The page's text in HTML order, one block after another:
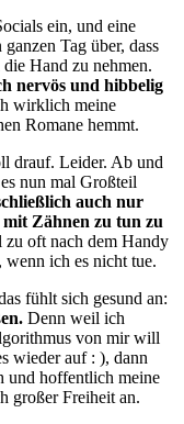
ein, und eine
Tag über, dass
Hand zu nehmen.
nervös und hibbelig
wirklich meine
Romane hemmt.
drauf. Leider. Ab und
nun mal Großteil
auch nur
Zähnen zu tun zu
zu oft nach dem Handy
ich es nicht tue.
fühlt sich gesund an:
Denn weil ich
von mir will
wieder auf : ), dann
und hoffentlich meine
großer Freiheit an.